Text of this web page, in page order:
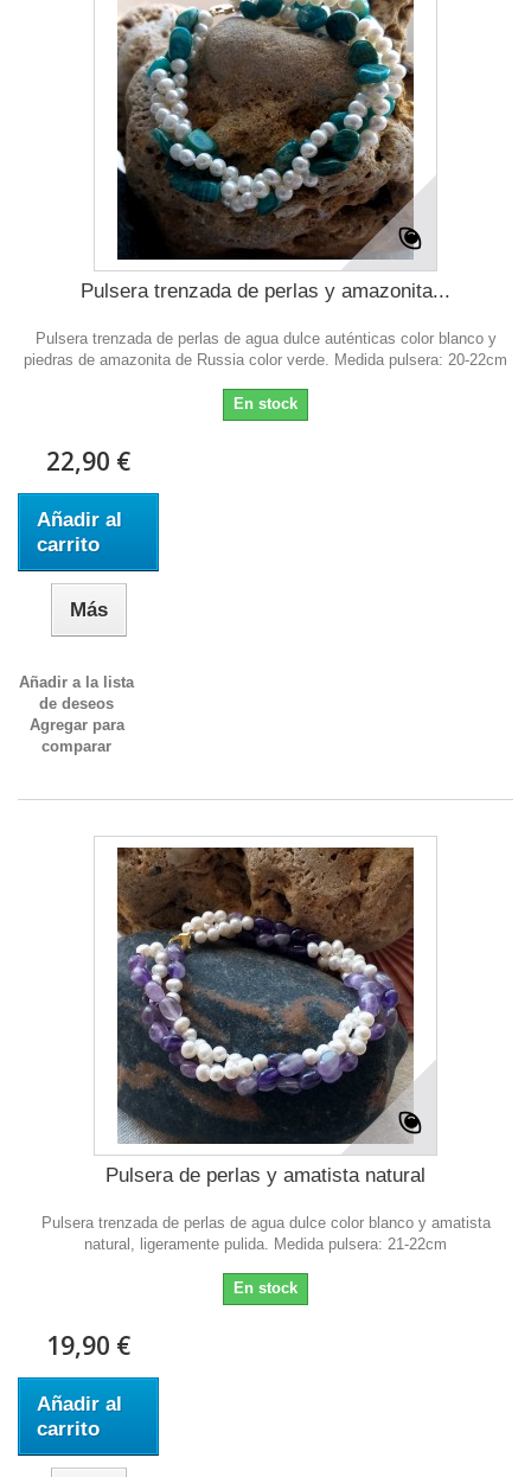
Pulsera trenzada de perlas y amazonita...
Pulsera trenzada de perlas de agua dulce auténticas color blanco y
piedras de amazonita de Russia color verde. Medida pulsera: 20-22cm
En stock
22,90 €
Añadir al
carrito
Más
Añadir a la lista
de deseos
Agregar para
comparar
Pulsera de perlas y amatista natural
Pulsera trenzada de perlas de agua dulce color blanco y amatista
natural, ligeramente pulida. Medida pulsera: 21-22cm
En stock
19,90 €
Añadir al
carrito